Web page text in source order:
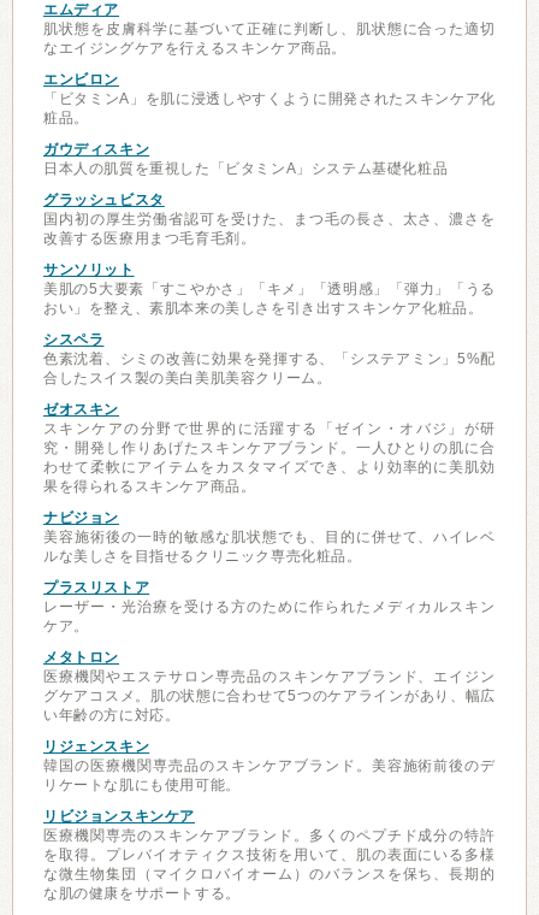
エムディア
肌状態を皮膚科学に基づいて正確に判断し、肌状態に合った適切
なエイジングケアを行えるスキンケア商品。
エンビロン
「ビタミンA」を肌に浸透しやすくように開発されたスキンケア化
粧品。
ガウディスキン
日本人の肌質を重視した「ビタミンA」システム基礎化粧品
グラッシュビスタ
国内初の厚生労働省認可を受けた、まつ毛の長さ、太さ、濃さを
改善する医療用まつ毛育毛剤。
サンソリット
美肌の5大要素「すこやかさ」「キメ」「透明感」「弾力」「うる
おい」を整え、素肌本来の美しさを引き出すスキンケア化粧品。
シスペラ
色素沈着、シミの改善に効果を発揮する、「システアミン」5%配
合したスイス製の美白美肌美容クリーム。
ゼオスキン
スキンケアの分野で世界的に活躍する「ゼイン・オバジ」が研
究・開発し作りあげたスキンケアブランド。一人ひとりの肌に合
わせて柔軟にアイテムをカスタマイズでき、より効率的に美肌効
果を得られるスキンケア商品。
ナビジョン
美容施術後の一時的敏感な肌状態でも、目的に併せて、ハイレベ
ルな美しさを目指せるクリニック専売化粧品。
プラスリストア
レーザー・光治療を受ける方のために作られたメディカルスキン
ケア。
メタトロン
医療機関やエステサロン専売品のスキンケアブランド、エイジン
グケアコスメ。肌の状態に合わせて5つのケアラインがあり、幅広
い年齢の方に対応。
リジェンスキン
韓国の医療機関専売品のスキンケアブランド。美容施術前後のデ
リケートな肌にも使用可能。
リビジョンスキンケア
医療機関専売のスキンケアブランド。多くのペプチド成分の特許
を取得。プレバイオティクス技術を用いて、肌の表面にいる多様
な微生物集団（マイクロバイオーム）のバランスを保ち、長期的
な肌の健康をサポートする。